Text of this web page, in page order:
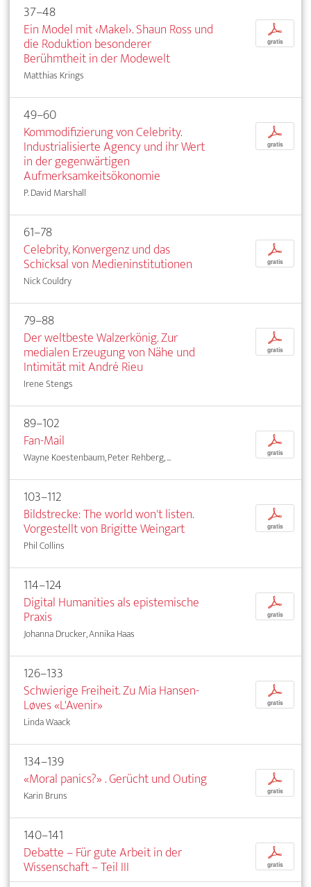
37–48
Ein Model mit ‹Makel›. Shaun Ross und
die Roduktion besonderer
Berühmtheit in der Modewelt
Matthias Krings
p
gratis
49–60
Kommodifizierung von Celebrity.
Industrialisierte Agency und ihr Wert
in der gegenwärtigen
Aufmerksamkeitsökonomie
P. David Marshall
p
gratis
61–78
Celebrity, Konvergenz und das
Schicksal von Medieninstitutionen
Nick Couldry
p
gratis
79–88
Der weltbeste Walzerkönig. Zur
medialen Erzeugung von Nähe und
Intimität mit André Rieu
Irene Stengs
p
gratis
89–102
Fan-Mail
Wayne Koestenbaum, Peter Rehberg, ...
p
gratis
103–112
Bildstrecke: The world won't listen.
Vorgestellt von Brigitte Weingart
Phil Collins
p
gratis
114–124
Digital Humanities als epistemische
Praxis
Johanna Drucker, Annika Haas
p
gratis
126–133
Schwierige Freiheit. Zu Mia Hansen-
Løves «L'Avenir»
Linda Waack
p
gratis
134–139
«Moral panics?» . Gerücht und Outing
Karin Bruns
p
gratis
140–141
Debatte – Für gute Arbeit in der
Wissenschaft – Teil III
p
gratis